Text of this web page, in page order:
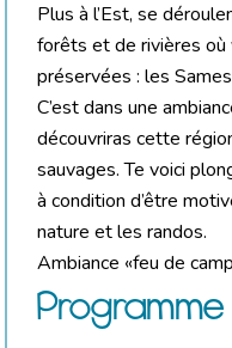
Plus à l’Est, se
forêts et de rivières où
préservées : les
C’est dans une
découvriras cette
sauvages. Te voici
à condition d’être
nature et les randos.
Ambiance «feu de
Programme